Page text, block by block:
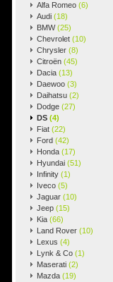
Alfa Romeo (6)
Audi (18)
BMW(25)
Chevrolet (10)
Chrysler (8)
Citroën (45)
Dacia (13)
Daewoo (3)
Daihatsu (2)
Dodge (27)
DS (4)
Fiat (22)
Ford (42)
Honda (17)
Hyundai (51)
Infinity (1)
Iveco (5)
Jaguar (10)
Jeep (15)
Kia (66)
Land Rover (10)
Lexus (4)
Lynk & Co (1)
Maserati (2)
Mazda (19)